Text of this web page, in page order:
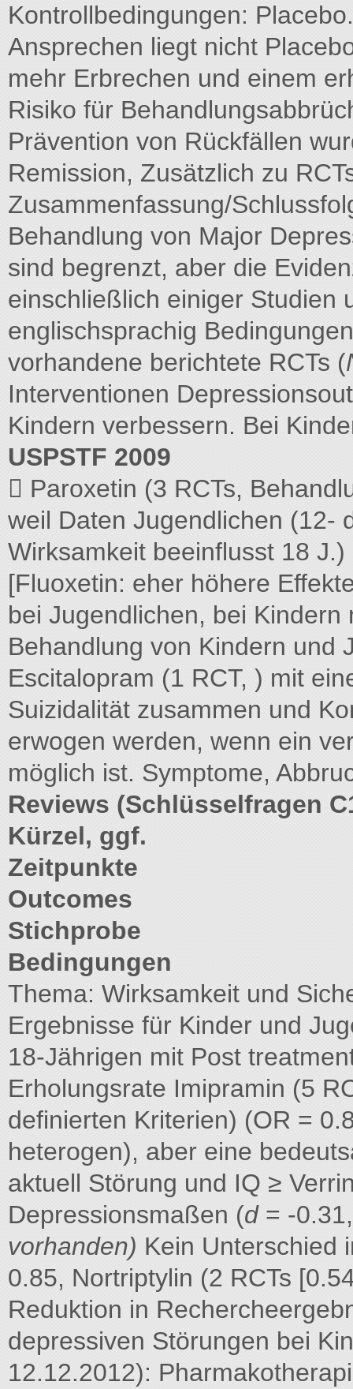
Kontrollbedingungen:
Ansprechen liegt nicht
mehr Erbrechen und einem
Risiko für
Prävention von Rückfällen
Remission, Zusätzlich zu
Zusammenfassung/
Behandlung von Major
sind begrenzt, aber die
einschließlich einiger Studien
englischsprachig
vorhandene berichtete RCTs (
Interventionen
Kindern verbessern. Bei
USPSTF 2009
 Paroxetin (3 RCTs,
weil Daten Jugendlichen (12-
Wirksamkeit beeinflusst 18
[Fluoxetin: eher höhere
bei Jugendlichen, bei
Behandlung von Kindern und
Escitalopram (1 RCT, ) mit
Suizidalität zusammen und
erwogen werden, wenn ein
möglich ist. Symptome,
Reviews (Schlüsselfragen
Kürzel, ggf.
Zeitpunkte
Outcomes
Stichprobe
Bedingungen
Thema: Wirksamkeit und
Ergebnisse für Kinder und
18-Jährigen mit Post
Erholungsrate Imipramin (5
definierten Kriterien) (OR =
heterogen), aber eine
aktuell Störung und IQ ≥
Depressionsmaßen (d= -
vorhanden) Kein Unterschied
0.85, Nortriptylin (2 RCTs
Reduktion in
depressiven Störungen bei
12.12.2012):